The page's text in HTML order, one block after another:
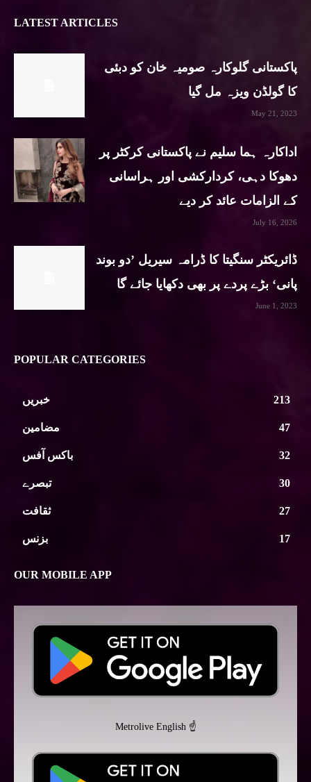
LATEST ARTICLES
پاکستانی گلوکارہ صومیہ خان کو دبئی
کا گولڈن ویزہ مل گیا
May 21, 2023
اداکارہ ہما سلیم نے پاکستانی کرکٹر پر
دھوکا دہی، کردارکشی اور ہراسانی
کے الزامات عائد کر دیے
July 16, 2026
ڈائریکٹر سنگیتا کا ڈرامہ سیریل ’دو بوند
پانی‘ بڑے پردے پر بھی دکھایا جائے گا
June 1, 2023
POPULAR CATEGORIES
خبریں 213
مضامین 47
باکس آفس 32
تبصرے 30
ثقافت 27
بزنس 17
OUR MOBILE APP
Metrolive English ☝️